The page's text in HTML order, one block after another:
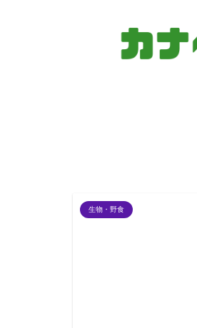
生物・野食